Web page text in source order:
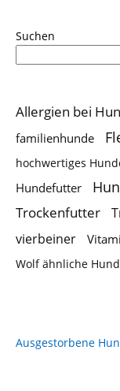
Suchen
Allergien bei
familienhunde
hochwertiges
Hundefutter
Trockenfutter
vierbeiner
Wolf ähnliche
Ausgestorbene